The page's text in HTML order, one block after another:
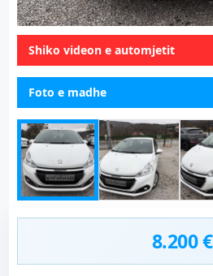
Shiko videon e automjetit
Foto e madhe
8.200 €